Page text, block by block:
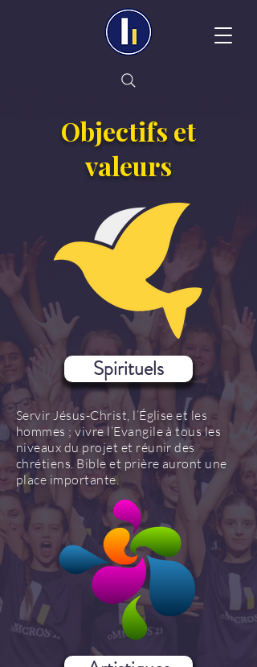
Objectifs et
valeurs
Spirituels
Servir Jésus-Christ, l’Église et les
hommes ; vivre l’Evangile à tous les
niveaux du projet et réunir des
chrétiens. Bible et prière auront une
place importante.